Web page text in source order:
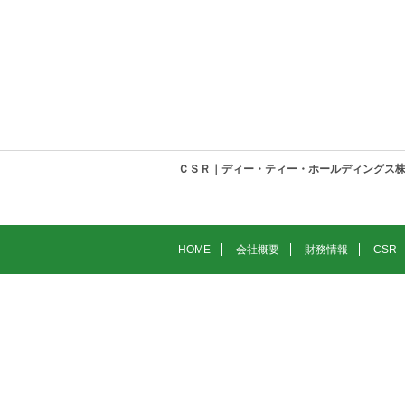
ＣＳＲ｜ディー・ティー・ホールディングス
HOME 会社概要 財務情報 CSR